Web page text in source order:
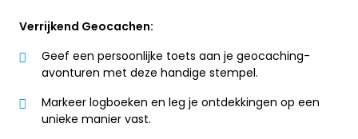
Verrijkend Geocachen:
Geef een persoonlijke toets aan je geocaching-
avonturen met deze handige stempel.
Markeer logboeken en leg je ontdekkingen op een
unieke manier vast.